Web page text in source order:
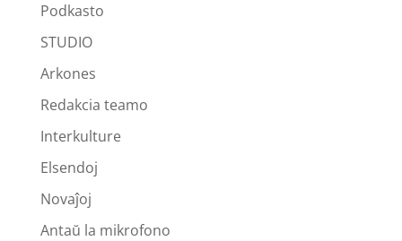
Podkasto
STUDIO
Arkones
Redakcia teamo
Interkulture
Elsendoj
Novaĵoj
Antaŭ la mikrofono